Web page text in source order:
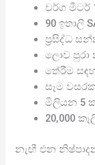
වර්ග මීටර්
90 ඉතාලි
ප්‍රසිද්ධ
ලොව පුරා
තේරීම
සෑම
මිලියන 5
20,000
නැඟී එන